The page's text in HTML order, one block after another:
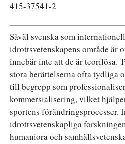
415-37541-2
Såväl svenska som
idrottsvetenskapens område är
innebär inte att de är teorilösa.
stora berättelserna ofta tydliga
till begrepp som
kommersialisering, vilket
sportens förändringsprocesser.
idrottsvetenskapliga
humaniora och